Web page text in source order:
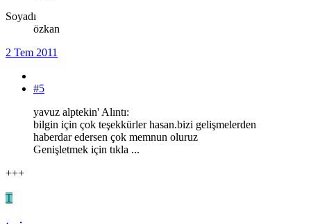
Soyadı
özkan
2 Tem 2011
#5
yavuz alptekin' Alıntı:
bilgin için çok teşekkürler hasan.bizi gelişmelerden
haberdar edersen çok memnun oluruz
Genişletmek için tıkla ...
+++
T